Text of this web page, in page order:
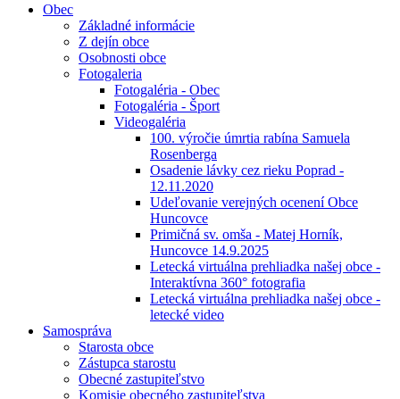
Obec
Základné informácie
Z dejín obce
Osobnosti obce
Fotogaleria
Fotogaléria - Obec
Fotogaléria - Šport
Videogaléria
100. výročie úmrtia rabína Samuela
Rosenberga
Osadenie lávky cez rieku Poprad -
12.11.2020
Udeľovanie verejných ocenení Obce
Huncovce
Primičná sv. omša - Matej Horník,
Huncovce 14.9.2025
Letecká virtuálna prehliadka našej obce -
Interaktívna 360° fotografia
Letecká virtuálna prehliadka našej obce -
letecké video
Samospráva
Starosta obce
Zástupca starostu
Obecné zastupiteľstvo
Komisie obecného zastupiteľstva